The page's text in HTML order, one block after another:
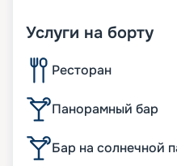
Услуги на борту
Ресторан
Панорамный бар
Бар на солнечной